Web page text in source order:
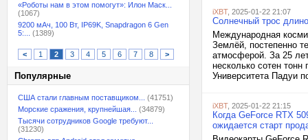
«Роботы нам в этом помогут»: Илон Маск...
(1067)
9200 мАч, 100 Вт, IP69K, Snapdragon 6 Gen
5:...
(1389)
< 1 2 3 4 5 6 7 8 >
Популярные
США стали главным поставщиком...
(41751)
Морские сражения, крупнейшая...
(34879)
Тысячи сотрудников Google требуют...
(31230)
iXBT, 2025-01-22 21:07
Солнечный трос
Международная
Землёй, постепенно
атмосферой. За 25
несколько сотен тонн
Университета Падуи
iXBT, 2025-01-22 21:15
Когда GeForce RTX
ожидается старт